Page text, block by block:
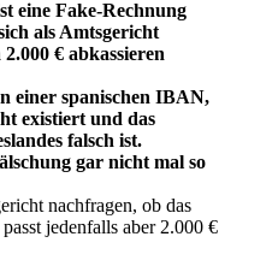
eine Fake-Rechnung
als Amtsgericht
€ abkassieren
einer spanischen IBAN,
existiert und das
falsch ist.
gar nicht mal so
nachfragen, ob das
jedenfalls aber 2.000 €